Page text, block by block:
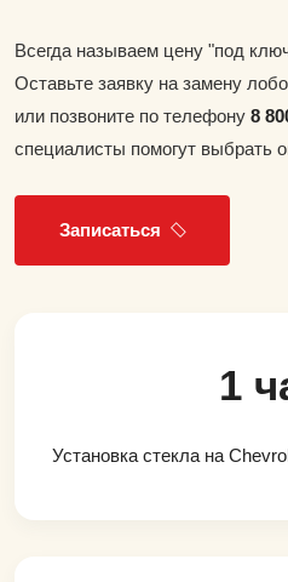
Всегда называем цену "под
Оставьте заявку на замену
или позвоните по телефону 8
специалисты помогут выбрать
Записаться
1
Установка стекла на